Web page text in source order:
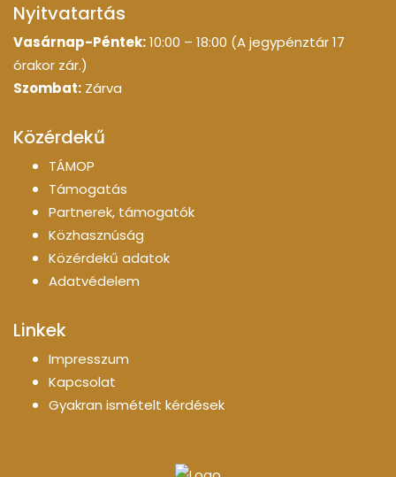
Nyitvatartás
Vasárnap-Péntek:10:00 – 18:00 (A jegypénztár 17
órakor zár.)
Szombat: Zárva
Közérdekű
TÁMOP
Támogatás
Partnerek, támogatók
Közhasznúság
Közérdekű adatok
Adatvédelem
Linkek
Impresszum
Kapcsolat
Gyakran ismételt kérdések